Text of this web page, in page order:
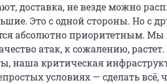
доставка, не везде можно
Это с одной стороны. Но с
абсолютно приоритетным. Мы
атак, к сожалению,
наша критическая
условиях — сделать